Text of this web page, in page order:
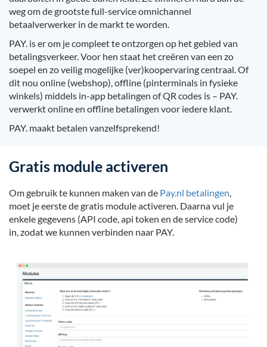
weg om de grootste full-service omnichannel
betaalverwerker in de markt te worden.
PAY. is er om je compleet te ontzorgen op het gebied van
betalingsverkeer. Voor hen staat het creëren van een zo
soepel en zo veilig mogelijke (ver)koopervaring centraal. Of
dit nou online (webshop), offline (pinterminals in fysieke
winkels) middels in-app betalingen of QR codes is – PAY.
verwerkt online en offline betalingen voor iedere klant.
PAY. maakt betalen vanzelfsprekend!
Gratis module activeren
Om gebruik te kunnen maken van de Pay.nl betalingen,
moet je eerste de gratis module activeren. Daarna vul je
enkele gegevens (API code, api token en de service code)
in, zodat we kunnen verbinden naar PAY.